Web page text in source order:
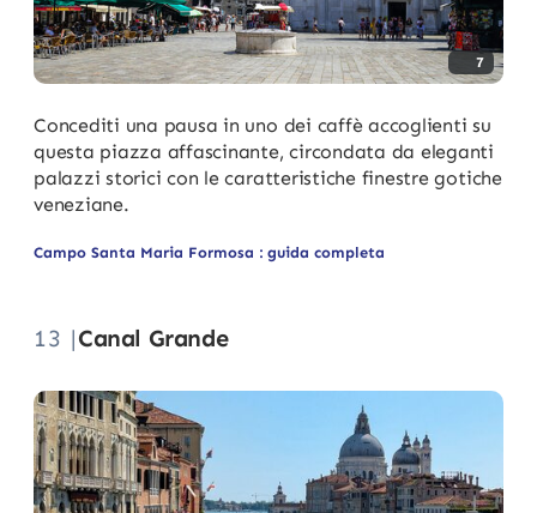
7
Concediti una pausa in uno dei caffè accoglienti su
questa piazza affascinante, circondata da eleganti
palazzi storici con le caratteristiche finestre gotiche
veneziane.
Campo Santa Maria Formosa : guida completa
13 |Canal Grande